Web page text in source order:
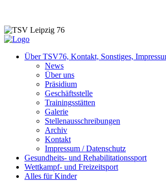
Über TSV76, Kontakt, Sonstiges,
News
Über uns
Präsidium
Geschäftsstelle
Trainingsstätten
Galerie
Stellenausschreibungen
Archiv
Kontakt
Impressum / Datenschutz
Gesundheits- und Rehabilitationssport
Wettkampf- und Freizeitsport
Alles für Kinder